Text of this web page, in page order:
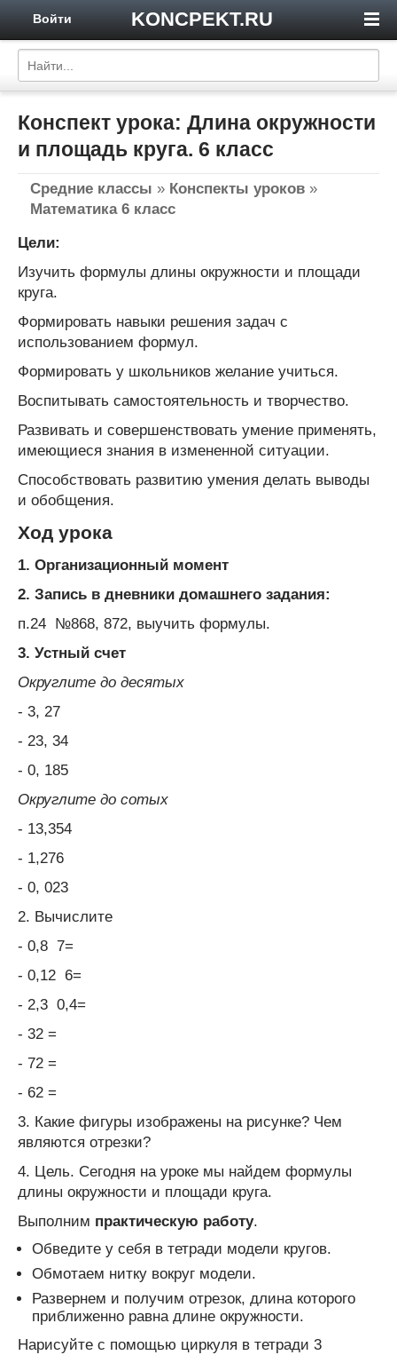
KONCPEKT.RU
Войти
Конспект урока: Длина окружности
и площадь круга. 6 класс
Средние классы » Конспекты уроков »
Математика 6 класс
Цели:
Изучить формулы длины окружности и площади
круга.
Формировать навыки решения задач с
использованием формул.
Формировать у школьников желание учиться.
Воспитывать самостоятельность и творчество.
Развивать и совершенствовать умение применять,
имеющиеся знания в измененной ситуации.
Способствовать развитию умения делать выводы
и обобщения.
Ход урока
1. Организационный момент
2. Запись в дневники домашнего задания:
п.24 №868, 872, выучить формулы.
3. Устный счет
Округлите до десятых
- 3, 27
- 23, 34
- 0, 185
Округлите до сотых
- 13,354
- 1,276
- 0, 023
2. Вычислите
- 0,8 7=
- 0,12 6=
- 2,3 0,4=
- 32 =
- 72 =
- 62 =
3. Какие фигуры изображены на рисунке? Чем
являются отрезки?
4. Цель. Сегодня на уроке мы найдем формулы
длины окружности и площади круга.
Выполним практическую работу.
Обведите у себя в тетради модели кругов.
Обмотаем нитку вокруг модели.
Развернем и получим отрезок, длина которого
приближенно равна длине окружности.
Нарисуйте с помощью циркуля в тетради 3